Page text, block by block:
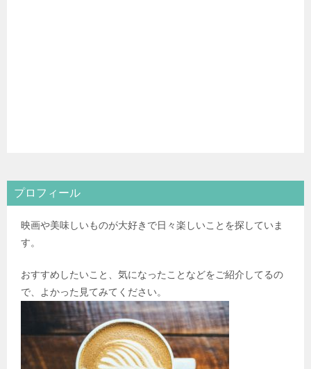
プロフィール
映画や美味しいものが大好きで日々楽しいことを探していま
す。
おすすめしたいこと、気になったことなどをご紹介してるの
で、よかった見てみてください。